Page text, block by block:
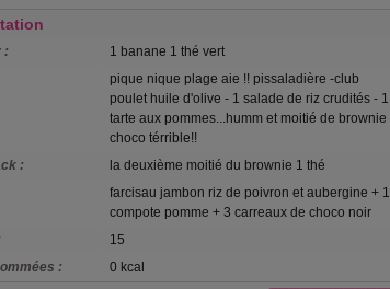
: 1 banane 1 thé vert
pique nique plage aie !! pissaladière -club
poulet huile d'olive - 1 salade de riz crudités - 1
tarte aux pommes...humm et moitié de brownie
choco térrible!!
:
la deuxième moitié du brownie 1 thé
farcisau jambon riz de poivron et aubergine + 1
compote pomme + 3 carreaux de choco noir
15
:
0 kcal